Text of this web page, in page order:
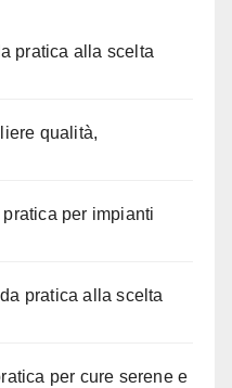
pratica alla scelta
qualità,
per impianti
pratica alla scelta
per cure serene e